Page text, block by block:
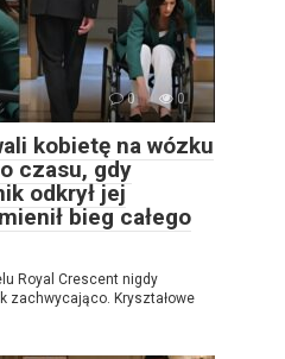
0 0
kobietę na wózku
czasu, gdy
odkrył jej
bieg całego
Royal Crescent nigdy
zachwycająco. Kryształowe